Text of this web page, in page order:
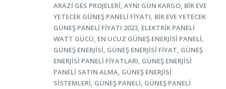
ARAZI GES PROJELERI, AYNI GÜN KARGO, BIR EVE
YETECEK GÜNEŞ PANELI FIYATI, BIR EVE YETECEK
GÜNEŞ PANELI FIYATI 2023, ELEKTRIK PANELI
WATT GÜCÜ, EN UCUZ GÜNEŞ ENERJISI PANELI,
GÜNEŞ ENERJISI, GÜNEŞ ENERJISI FIYAT, GÜNEŞ
ENERJISI PANELI FIYATLARI, GÜNEŞ ENERJISI
PANELI SATIN ALMA, GÜNEŞ ENERJISI
SISTEMLERI, GÜNEŞ PANELI, GÜNEŞ PANELI